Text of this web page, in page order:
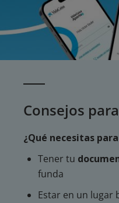
Consejos
¿Qué necesitas
Tener tu
funda
Estar en un lugar